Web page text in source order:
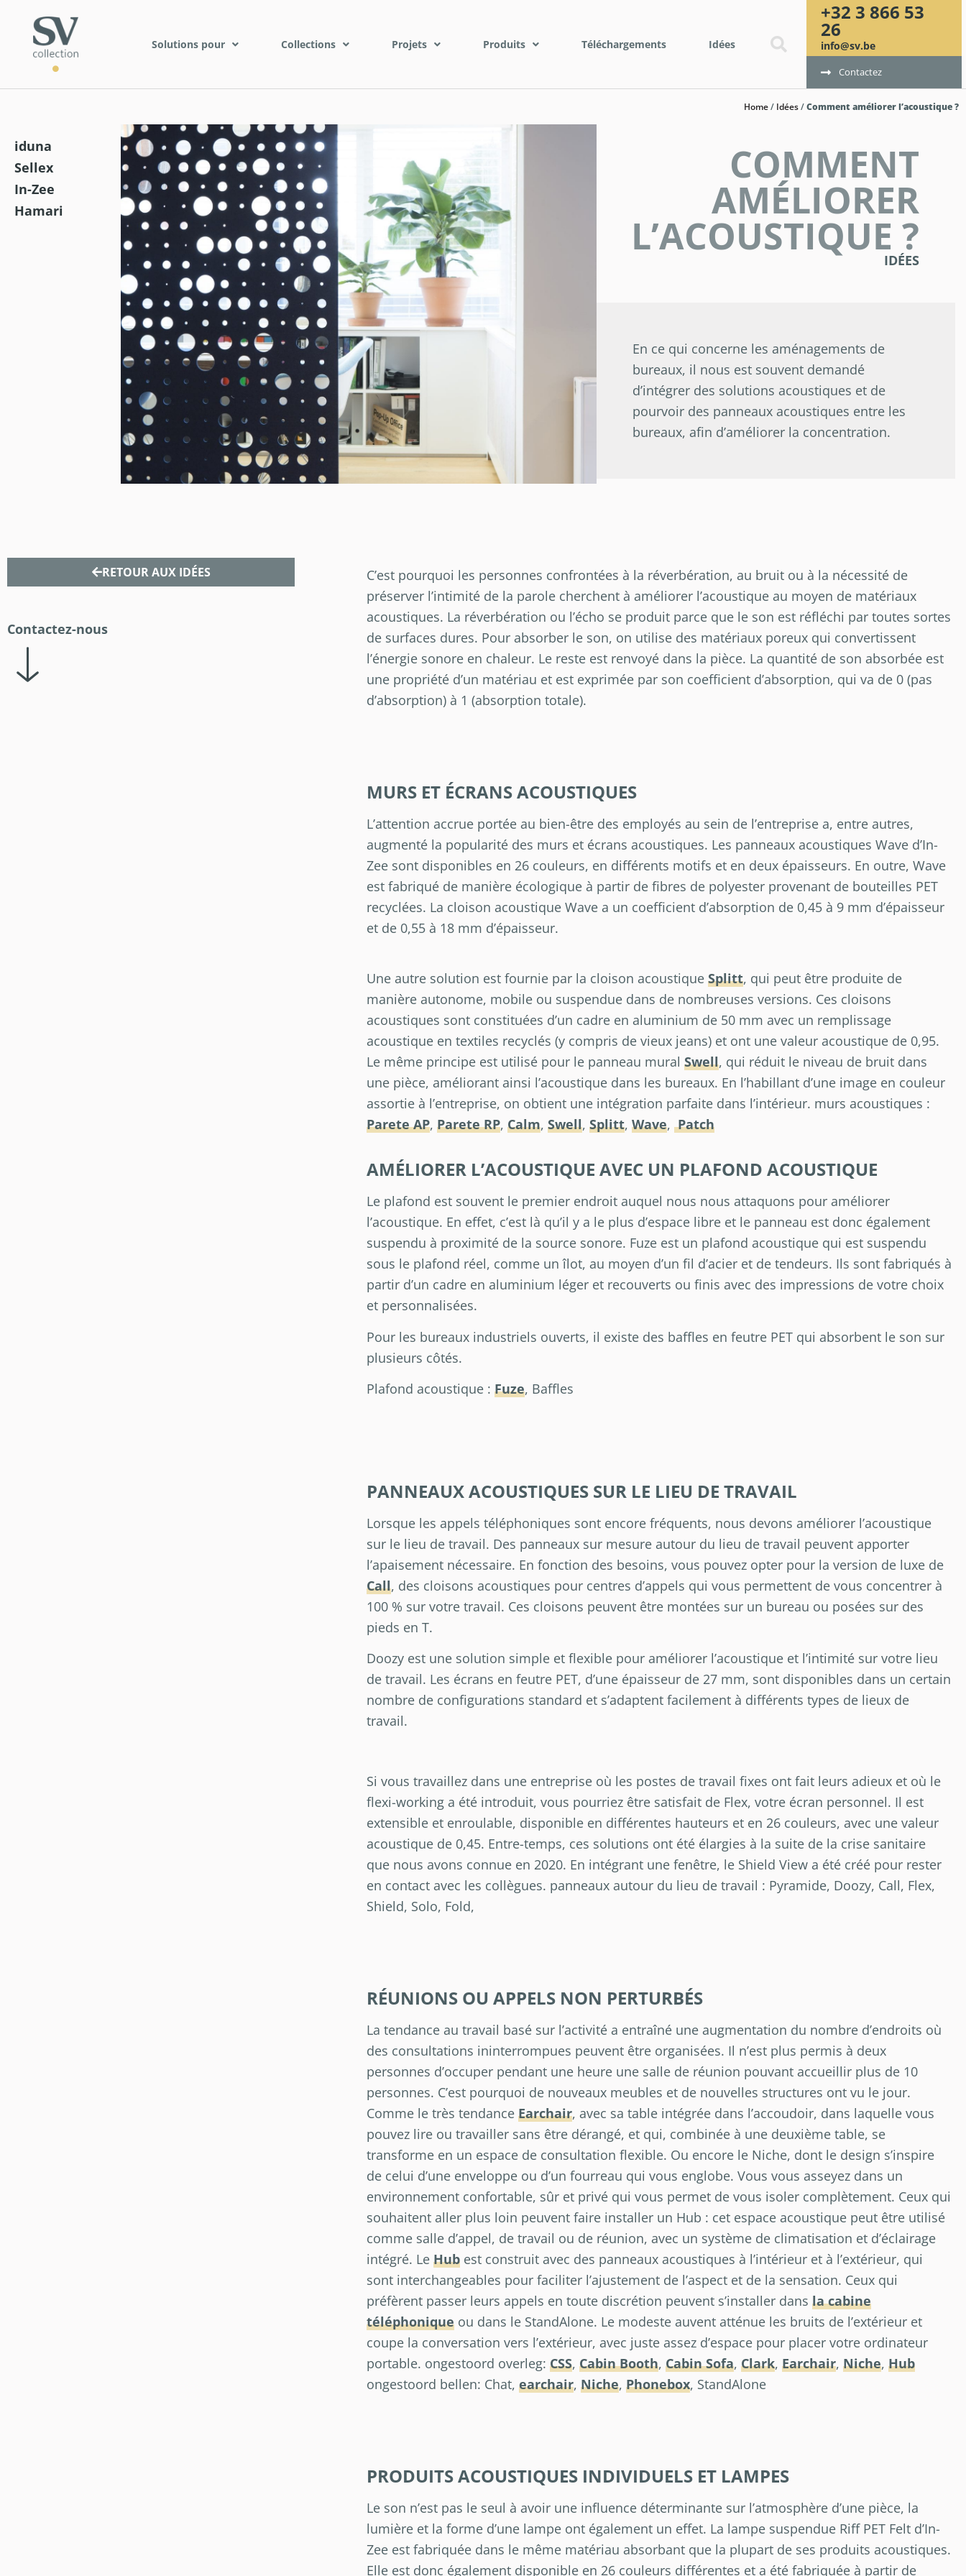
Solutions pour Collections Projets Produits Téléchargements Idées
+32 3 866 53
26
info@sv.be
Contactez
Home/ Idées/Comment améliorer l’acoustique ?
iduna
Sellex
In-Zee
Hamari
COMMENT
AMÉLIORER
L’ACOUSTIQUE ?
IDÉES
En ce qui concerne les aménagements de
bureaux, il nous est souvent demandé
d’intégrer des solutions acoustiques et de
pourvoir des panneaux acoustiques entre les
bureaux, afin d’améliorer la concentration.
RETOUR AUX IDÉES
Contactez-nous
C’est pourquoi les personnes confrontées à la réverbération, au bruit ou à la nécessité de
préserver l’intimité de la parole cherchent à améliorer l’acoustique au moyen de matériaux
acoustiques. La réverbération ou l’écho se produit parce que le son est réfléchi par toutes sortes
de surfaces dures. Pour absorber le son, on utilise des matériaux poreux qui convertissent
l’énergie sonore en chaleur. Le reste est renvoyé dans la pièce. La quantité de son absorbée est
une propriété d’un matériau et est exprimée par son coefficient d’absorption, qui va de 0 (pas
d’absorption) à 1 (absorption totale).
MURS ET ÉCRANS ACOUSTIQUES
L’attention accrue portée au bien-être des employés au sein de l’entreprise a, entre autres,
augmenté la popularité des murs et écrans acoustiques. Les panneaux acoustiques Wave d’In-
Zee sont disponibles en 26 couleurs, en différents motifs et en deux épaisseurs. En outre, Wave
est fabriqué de manière écologique à partir de fibres de polyester provenant de bouteilles PET
recyclées. La cloison acoustique Wave a un coefficient d’absorption de 0,45 à 9 mm d’épaisseur
et de 0,55 à 18 mm d’épaisseur.
Une autre solution est fournie par la cloison acoustique Splitt, qui peut être produite de
manière autonome, mobile ou suspendue dans de nombreuses versions. Ces cloisons
acoustiques sont constituées d’un cadre en aluminium de 50 mm avec un remplissage
acoustique en textiles recyclés (y compris de vieux jeans) et ont une valeur acoustique de 0,95.
Le même principe est utilisé pour le panneau mural Swell, qui réduit le niveau de bruit dans
une pièce, améliorant ainsi l’acoustique dans les bureaux. En l’habillant d’une image en couleur
assortie à l’entreprise, on obtient une intégration parfaite dans l’intérieur. murs acoustiques :
Parete AP, Parete RP, Calm, Swell, Splitt, Wave, Patch
AMÉLIORER L’ACOUSTIQUE AVEC UN PLAFOND ACOUSTIQUE
Le plafond est souvent le premier endroit auquel nous nous attaquons pour améliorer
l’acoustique. En effet, c’est là qu’il y a le plus d’espace libre et le panneau est donc également
suspendu à proximité de la source sonore. Fuze est un plafond acoustique qui est suspendu
sous le plafond réel, comme un îlot, au moyen d’un fil d’acier et de tendeurs. Ils sont fabriqués à
partir d’un cadre en aluminium léger et recouverts ou finis avec des impressions de votre choix
et personnalisées.
Pour les bureaux industriels ouverts, il existe des baffles en feutre PET qui absorbent le son sur
plusieurs côtés.
Plafond acoustique : Fuze, Baffles
PANNEAUX ACOUSTIQUES SUR LE LIEU DE TRAVAIL
Lorsque les appels téléphoniques sont encore fréquents, nous devons améliorer l’acoustique
sur le lieu de travail. Des panneaux sur mesure autour du lieu de travail peuvent apporter
l’apaisement nécessaire. En fonction des besoins, vous pouvez opter pour la version de luxe de
Call, des cloisons acoustiques pour centres d’appels qui vous permettent de vous concentrer à
100 % sur votre travail. Ces cloisons peuvent être montées sur un bureau ou posées sur des
pieds en T.
Doozy est une solution simple et flexible pour améliorer l’acoustique et l’intimité sur votre lieu
de travail. Les écrans en feutre PET, d’une épaisseur de 27 mm, sont disponibles dans un certain
nombre de configurations standard et s’adaptent facilement à différents types de lieux de
travail.
Si vous travaillez dans une entreprise où les postes de travail fixes ont fait leurs adieux et où le
flexi-working a été introduit, vous pourriez être satisfait de Flex, votre écran personnel. Il est
extensible et enroulable, disponible en différentes hauteurs et en 26 couleurs, avec une valeur
acoustique de 0,45. Entre-temps, ces solutions ont été élargies à la suite de la crise sanitaire
que nous avons connue en 2020. En intégrant une fenêtre, le Shield View a été créé pour rester
en contact avec les collègues. panneaux autour du lieu de travail : Pyramide, Doozy, Call, Flex,
Shield, Solo, Fold,
RÉUNIONS OU APPELS NON PERTURBÉS
La tendance au travail basé sur l’activité a entraîné une augmentation du nombre d’endroits où
des consultations ininterrompues peuvent être organisées. Il n’est plus permis à deux
personnes d’occuper pendant une heure une salle de réunion pouvant accueillir plus de 10
personnes. C’est pourquoi de nouveaux meubles et de nouvelles structures ont vu le jour.
Comme le très tendance Earchair, avec sa table intégrée dans l’accoudoir, dans laquelle vous
pouvez lire ou travailler sans être dérangé, et qui, combinée à une deuxième table, se
transforme en un espace de consultation flexible. Ou encore le Niche, dont le design s’inspire
de celui d’une enveloppe ou d’un fourreau qui vous englobe. Vous vous asseyez dans un
environnement confortable, sûr et privé qui vous permet de vous isoler complètement. Ceux qui
souhaitent aller plus loin peuvent faire installer un Hub : cet espace acoustique peut être utilisé
comme salle d’appel, de travail ou de réunion, avec un système de climatisation et d’éclairage
intégré. Le Hubest construit avec des panneaux acoustiques à l’intérieur et à l’extérieur, qui
sont interchangeables pour faciliter l’ajustement de l’aspect et de la sensation. Ceux qui
préfèrent passer leurs appels en toute discrétion peuvent s’installer dans la cabine
téléphoniqueou dans le StandAlone. Le modeste auvent atténue les bruits de l’extérieur et
coupe la conversation vers l’extérieur, avec juste assez d’espace pour placer votre ordinateur
portable. ongestoord overleg: CSS, Cabin Booth, Cabin Sofa, Clark, Earchair, Niche, Hub
ongestoord bellen: Chat, earchair, Niche, Phonebox, StandAlone
PRODUITS ACOUSTIQUES INDIVIDUELS ET LAMPES
Le son n’est pas le seul à avoir une influence déterminante sur l’atmosphère d’une pièce, la
lumière et la forme d’une lampe ont également un effet. La lampe suspendue Riff PET Felt d’In-
Zee est fabriquée dans le même matériau absorbant que la plupart de ses produits acoustiques.
Elle est donc également disponible en 26 couleurs différentes et a été fabriquée à partir de